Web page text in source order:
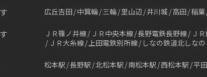
広丘吉田 中箕輪 三輪 里山辺 井川城 高田 稲葉
ＪＲ篠ノ井線 ＪＲ中央本線 長野電鉄長野線 Ｊ
ＪＲ大糸線 上田電鉄別所線 しなの鉄道北しなの
松本駅 長野駅 北松本駅 南松本駅 西松本駅 平